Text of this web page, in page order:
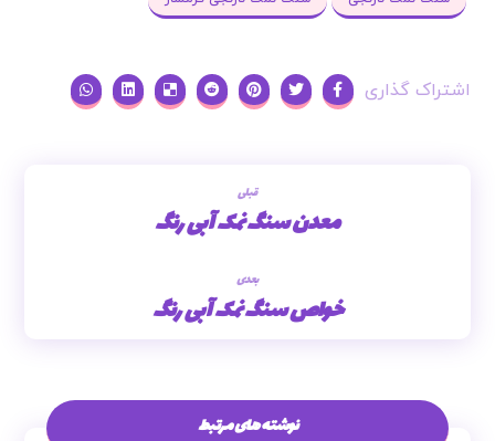
قبلی
معدن سنگ نمک آبی رنگ
بعدی
خواص سنگ نمک آبی رنگ
نوشته های مرتبط